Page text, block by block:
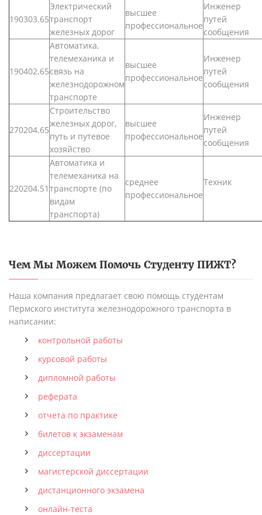
190303.65
Электрический
транспорт
железных дорог
высшее
профессиональное
Инженер
путей
сообщения
190402.65
Автоматика,
телемеханика и
связь на
железнодорожном
транспорте
высшее
профессиональное
Инженер
путей
сообщения
270204.65
Строительство
железных дорог,
путь и путевое
хозяйство
высшее
профессиональное
Инженер
путей
сообщения
220204.51
Автоматика и
телемеханика на
транспорте (по
видам
транспорта)
среднее
профессиональное
Техник
Чем Мы Можем Помочь Студенту ПИЖТ?
Наша компания предлагает свою помощь студентам
Пермского института железнодорожного транспорта в
написании:
контрольной работы
курсовой работы
дипломной работы
реферата
отчета по практике
билетов к экзаменам
диссертации
магистерской диссертации
дистанционного экзамена
онлайн-теста